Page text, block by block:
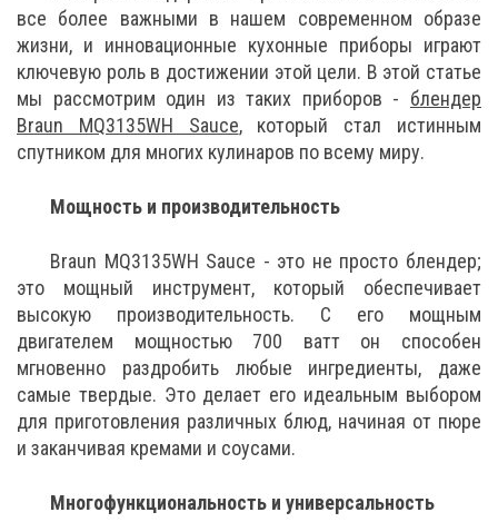
все более важными в нашем современном образе
жизни, и инновационные кухонные приборы играют
ключевую роль в достижении этой цели. В этой статье
мы рассмотрим один из таких приборов - блендер
Braun MQ3135WH Sauce, который стал истинным
спутником для многих кулинаров по всему миру.
Мощность и производительность
Braun MQ3135WH Sauce - это не просто блендер;
это мощный инструмент, который обеспечивает
высокую производительность. С его мощным
двигателем мощностью 700 ватт он способен
мгновенно раздробить любые ингредиенты, даже
самые твердые. Это делает его идеальным выбором
для приготовления различных блюд, начиная от пюре
и заканчивая кремами и соусами.
Многофункциональность и универсальность